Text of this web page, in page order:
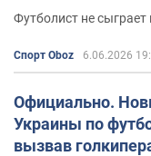
Футболист не
Спорт Oboz 6.06.2026
Официально.
Украины по
вызвав